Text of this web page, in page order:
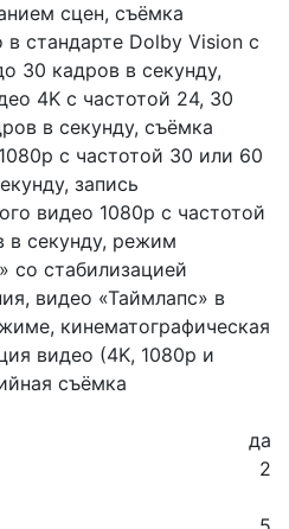
сцен, съёмка
в стандарте Dolby Vision с
30 кадров в секунду,
4K с частотой 24, 30
в секунду, съёмка
с частотой 30 или 60
запись
видео 1080р с частотой
в секунду, режим
со стабилизацией
видео «Таймлапс» в
кинематографическая
видео (4K, 1080p и
съёмка
да
2